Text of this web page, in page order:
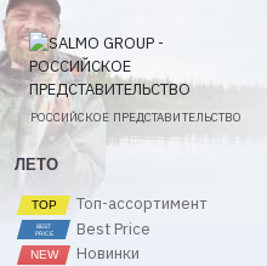
РОССИЙСКОЕ ПРЕДСТАВИТЕЛЬСТВО
ЛЕТО
Топ-ассортимент
Best Price
Новинки